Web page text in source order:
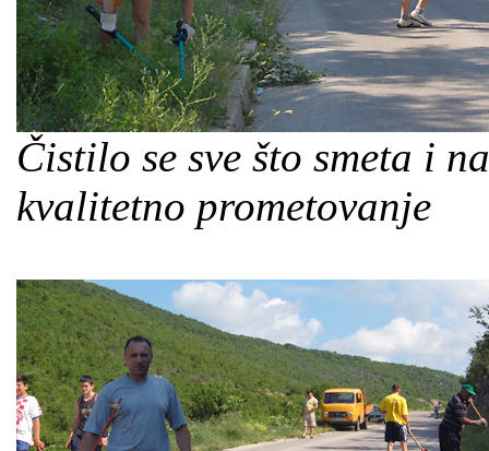
Čistilo se sve što smeta i
kvalitetno prometovanje